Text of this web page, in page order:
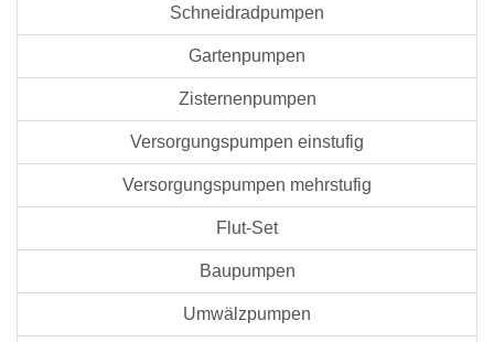
Schneidradpumpen
Gartenpumpen
Zisternenpumpen
Versorgungspumpen einstufig
Versorgungspumpen mehrstufig
Flut-Set
Baupumpen
Umwälzpumpen